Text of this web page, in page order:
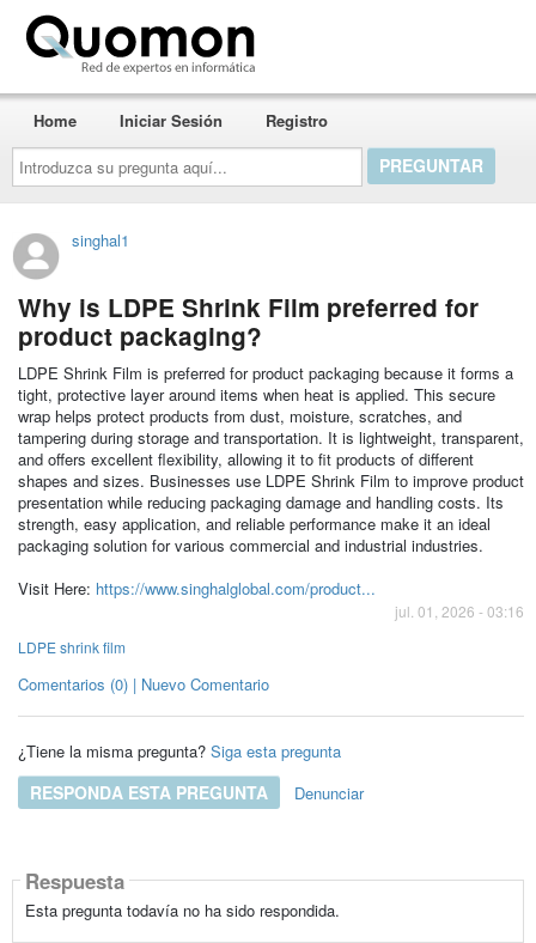
Introduzca
su
pregunta
aquí...
Home Iniciar Sesión Registro
singhal1
Why is LDPE Shrink Film preferred for
product packaging?
LDPE Shrink Film is preferred for product packaging because it forms a
tight, protective layer around items when heat is applied. This secure
wrap helps protect products from dust, moisture, scratches, and
tampering during storage and transportation. It is lightweight, transparent,
and offers excellent flexibility, allowing it to fit products of different
shapes and sizes. Businesses use LDPE Shrink Film to improve product
presentation while reducing packaging damage and handling costs. Its
strength, easy application, and reliable performance make it an ideal
packaging solution for various commercial and industrial industries.
Visit Here: https://www.singhalglobal.com/product...
jul. 01, 2026 - 03:16
LDPE shrink film
Comentarios (0) | Nuevo Comentario
¿Tiene la misma pregunta? Siga esta pregunta
RESPONDA ESTA PREGUNTA Denunciar
Respuesta
Esta pregunta todavía no ha sido respondida.